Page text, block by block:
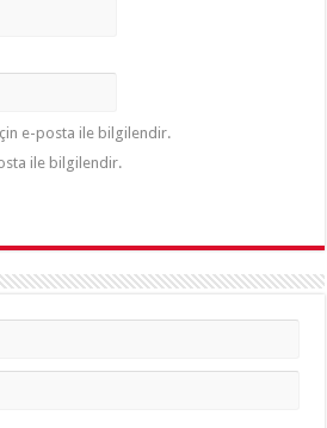
e-posta ile bilgilendir.
ile bilgilendir.